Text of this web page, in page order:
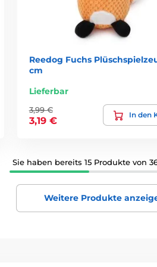
Reedog Fuchs
cm
Lieferbar
3,99 €
3,19 €
In den
Sie haben bereits 15 Produkte von
Weitere Produkte